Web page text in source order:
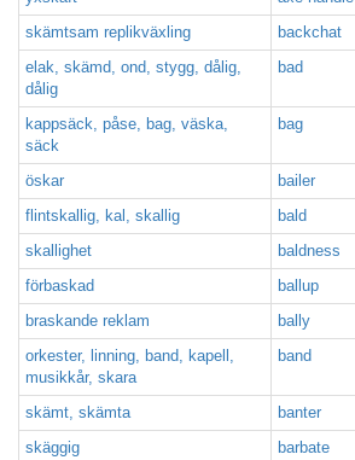
skämtsam replikväxling
backchat
elak, skämd, ond, stygg, dålig,
dålig
bad
kappsäck, påse, bag, väska,
säck
bag
öskar
bailer
flintskallig, kal, skallig
bald
skallighet
baldness
förbaskad
ballup
braskande reklam
bally
orkester, linning, band, kapell,
musikkår, skara
band
skämt, skämta
banter
skäggig
barbate